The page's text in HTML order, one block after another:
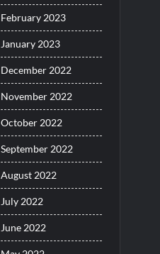
February 2023
January 2023
December 2022
November 2022
October 2022
September 2022
August 2022
July 2022
June 2022